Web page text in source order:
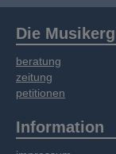
Die
beratung
zeitung
petitionen
Information